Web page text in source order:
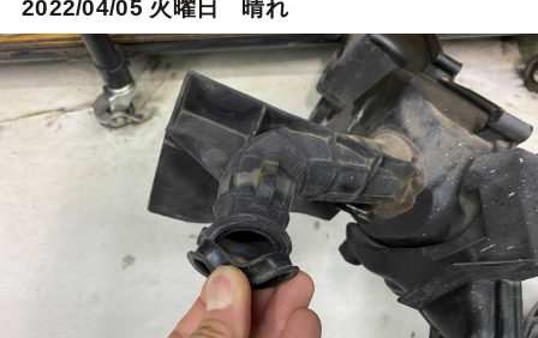
2022/04/05 火曜日 晴れ